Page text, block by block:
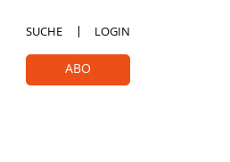
SUCHE LOGIN
ABO